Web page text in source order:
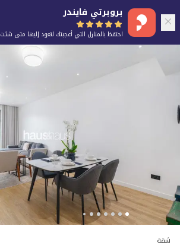
بروبرتي فايندر
احتفظ بالمنازل التي أعجبتك لتعود إليها متى شئت
شقة